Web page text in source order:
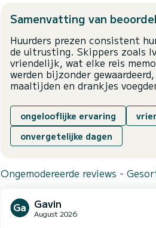
Samenvatting van
Huurders prezen consistent
de uitrusting. Skippers zoals
vriendelijk, wat elke reis
werden bijzonder
maaltijden en drankjes
ongelooflijke ervaring
onvergetelijke dagen
Ongemodereerde reviews -
Gavin
August 2026